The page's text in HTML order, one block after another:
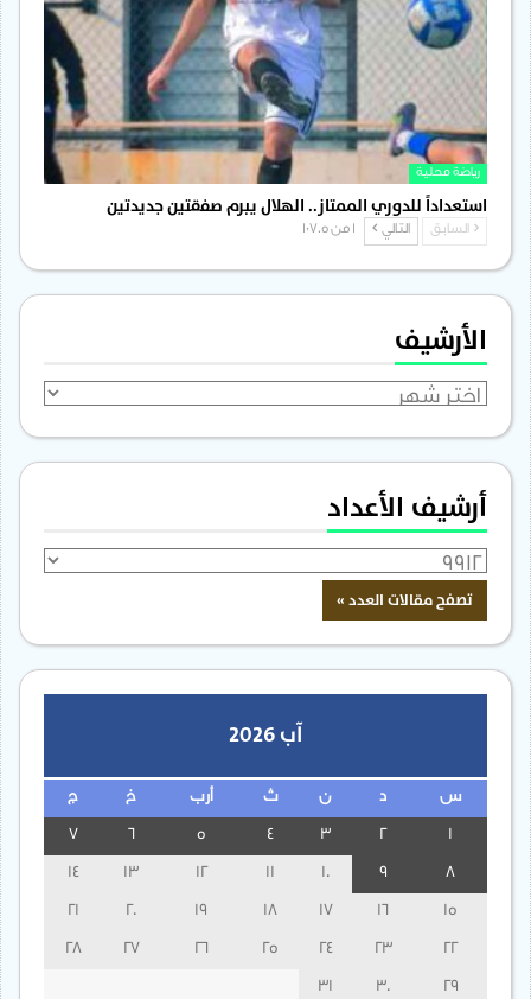
رياضة محلية
استعداداً للدوري الممتاز.. الهلال يبرم صفقتين جديدتين
السابق التالي
الأرشيف
الأرشيف
أرشيف الأعداد
آب 2026
س ن ث أرب خ ج
3
13
14
15
16
17
18
19
20
21
22
23
24
25
26
27
28
29
30
31